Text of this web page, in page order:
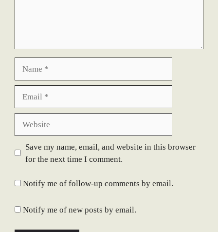
Save my name, email, and website in this browser
for the next time I comment.
Notify me of follow-up comments by email.
Notify me of new posts by email.